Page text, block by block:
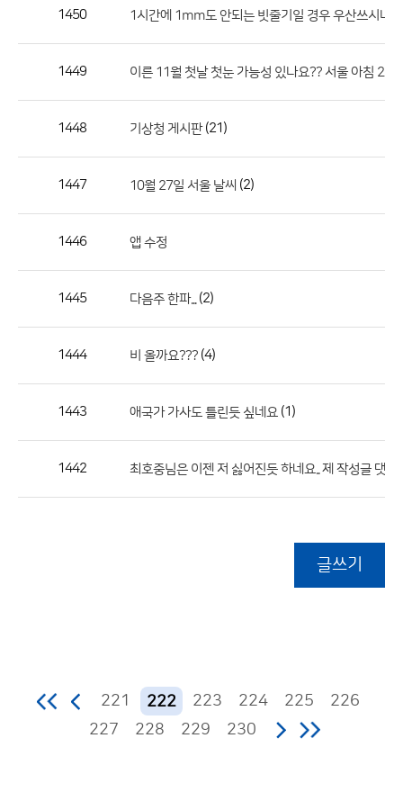
록
공
1450 1시간에 1mm도 안되는 빗줄기일 경우 우산쓰시나
1449 이른 11월 첫날 첫눈 가능성 있나요?? 서울 아침 2도
1448 기상청 게시판(21)
1447 10월 27일 서울 날씨 (2)
1446 앱 수정
1445 다음주 한파... (2)
1444 비 올까요??? (4)
1443 애국가 가사도 틀린듯 싶네요 (1)
1442 최호중님은 이젠 저 싫어진듯 하네요.. 제 작성글 댓글
글쓰기
221 222 223 224 225
226
227
228 229 230